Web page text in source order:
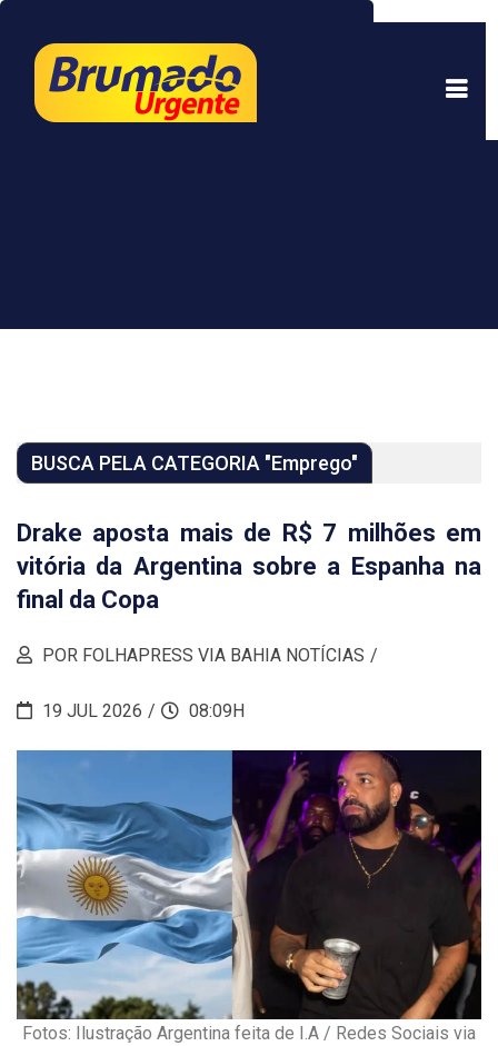
experiência. Ao continuar a navegar, você está
de acordo com isso.Saber mais.
BUSCA PELA CATEGORIA "Emprego"
Drake aposta mais de R$ 7 milhões em
vitória da Argentina sobre a Espanha na
final da Copa
POR FOLHAPRESS VIA BAHIA NOTÍCIAS
19 JUL 2026 08:09H
Fotos: Ilustração Argentina feita de I.A / Redes Sociais via